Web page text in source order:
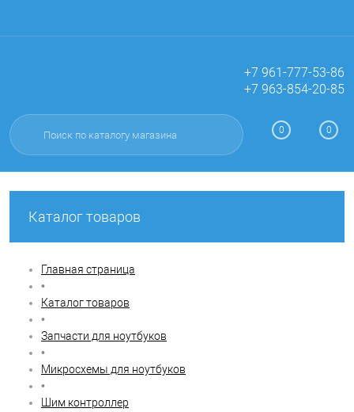
Вход Регистрация
+7 961-777-53-86
+7 963-854-20-85
0 0
Каталог товаров
Главная страница
•
Каталог товаров
•
Запчасти для ноутбуков
•
Микросхемы для ноутбуков
•
Шим контроллер